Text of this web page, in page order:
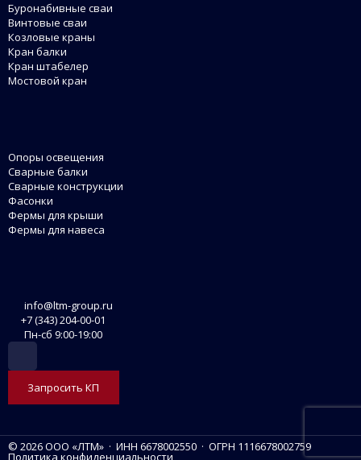
Буронабивные сваи
Винтовые сваи
Козловые краны
Кран балки
Кран штабелер
Мостовой кран
Опоры освещения
Сварные балки
Сварные конструкции
Фасонки
Фермы для крыши
Фермы для навеса
info@ltm-group.ru
+7 (343) 204-00-01
Пн-сб 9:00-19:00
Запросить КП
© 2026 ООО «ЛТМ» · ИНН 6678002550 · ОГРН 1116678002759
Политика конфиденциальности